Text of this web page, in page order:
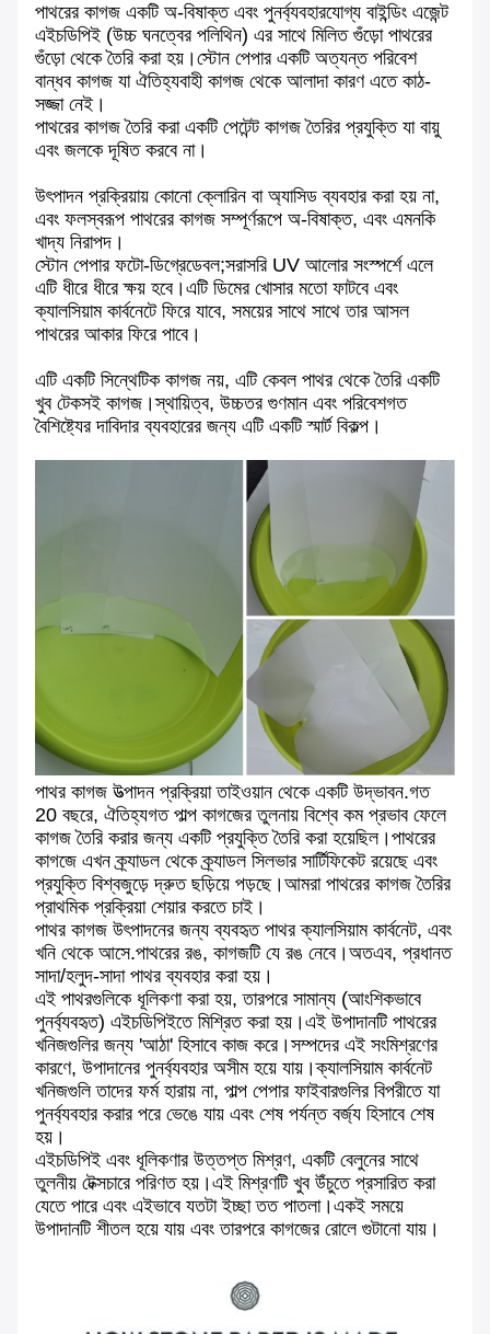
পাথরের কাগজ একটি অ-বিষাক্ত এবং পুনর্ব্যবহারযোগ্য বাইন্ডিং এজেন্ট
এইচডিপিই (উচ্চ ঘনত্বের পলিথিন) এর সাথে মিলিত গুঁড়ো পাথরের
গুঁড়ো থেকে তৈরি করা হয়।স্টোন পেপার একটি অত্যন্ত পরিবেশ
বান্ধব কাগজ যা ঐতিহ্যবাহী কাগজ থেকে আলাদা কারণ এতে কাঠ-
সজ্জা নেই।
পাথরের কাগজ তৈরি করা একটি পেটেন্ট কাগজ তৈরির প্রযুক্তি যা বায়ু
এবং জলকে দূষিত করবে না।
উৎপাদন প্রক্রিয়ায় কোনো ক্লোরিন বা অ্যাসিড ব্যবহার করা হয় না,
এবং ফলস্বরূপ পাথরের কাগজ সম্পূর্ণরূপে অ-বিষাক্ত, এবং এমনকি
খাদ্য নিরাপদ।
স্টোন পেপার ফটো-ডিগ্রেডেবল;সরাসরি UV আলোর সংস্পর্শে এলে
এটি ধীরে ধীরে ক্ষয় হবে।এটি ডিমের খোসার মতো ফাটবে এবং
ক্যালসিয়াম কার্বনেটে ফিরে যাবে, সময়ের সাথে সাথে তার আসল
পাথরের আকার ফিরে পাবে।
এটি একটি সিন্থেটিক কাগজ নয়, এটি কেবল পাথর থেকে তৈরি একটি
খুব টেকসই কাগজ।স্থায়িত্ব, উচ্চতর গুণমান এবং পরিবেশগত
বৈশিষ্ট্যের দাবিদার ব্যবহারের জন্য এটি একটি স্মার্ট বিকল্প।
পাথর কাগজ উত্পাদন প্রক্রিয়া তাইওয়ান থেকে একটি উদ্ভাবন.গত
20 বছরে, ঐতিহ্যগত পাল্প কাগজের তুলনায় বিশ্বে কম প্রভাব ফেলে
কাগজ তৈরি করার জন্য একটি প্রযুক্তি তৈরি করা হয়েছিল।পাথরের
কাগজে এখন ক্র্যাডল থেকে ক্র্যাডল সিলভার সার্টিফিকেট রয়েছে এবং
প্রযুক্তি বিশ্বজুড়ে দ্রুত ছড়িয়ে পড়ছে।আমরা পাথরের কাগজ তৈরির
প্রাথমিক প্রক্রিয়া শেয়ার করতে চাই।
পাথর কাগজ উৎপাদনের জন্য ব্যবহৃত পাথর ক্যালসিয়াম কার্বনেট, এবং
খনি থেকে আসে.পাথরের রঙ, কাগজটি যে রঙ নেবে।অতএব, প্রধানত
সাদা/হলুদ-সাদা পাথর ব্যবহার করা হয়।
এই পাথরগুলিকে ধূলিকণা করা হয়, তারপরে সামান্য (আংশিকভাবে
পুনর্ব্যবহৃত) এইচডিপিইতে মিশ্রিত করা হয়।এই উপাদানটি পাথরের
খনিজগুলির জন্য 'আঠা' হিসাবে কাজ করে।সম্পদের এই সংমিশ্রণের
কারণে, উপাদানের পুনর্ব্যবহার অসীম হয়ে যায়।ক্যালসিয়াম কার্বনেট
খনিজগুলি তাদের ফর্ম হারায় না, পাল্প পেপার ফাইবারগুলির বিপরীতে যা
পুনর্ব্যবহার করার পরে ভেঙে যায় এবং শেষ পর্যন্ত বর্জ্য হিসাবে শেষ
হয়।
এইচডিপিই এবং ধূলিকণার উত্তপ্ত মিশ্রণ, একটি বেলুনের সাথে
তুলনীয় টেক্সচারে পরিণত হয়।এই মিশ্রণটি খুব উঁচুতে প্রসারিত করা
যেতে পারে এবং এইভাবে যতটা ইচ্ছা তত পাতলা।একই সময়ে
উপাদানটি শীতল হয়ে যায় এবং তারপরে কাগজের রোলে গুটানো যায়।